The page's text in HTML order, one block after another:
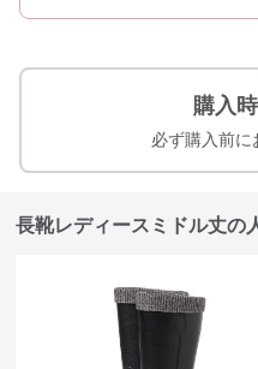
購入
必ず購入前に
長靴レディースミドル丈の